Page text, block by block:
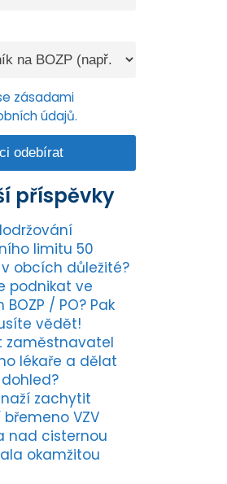
zásadami
údajů.
příspěvky
limitu 50
obcích důležité?
podnikat ve
/ PO? Pak
vědět!
zaměstnavatel
lékaře a dělat
zachytit
VZV
nad cisternou
okamžitou